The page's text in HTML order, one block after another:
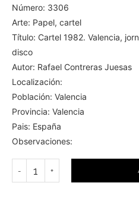
Número: 3306
Arte: Papel, cartel
Título: Cartel 1982. Valencia,
disco
Autor: Rafael Contreras Juesas
Localización:
Población: Valencia
Provincia: Valencia
Pais: España
Observaciones: